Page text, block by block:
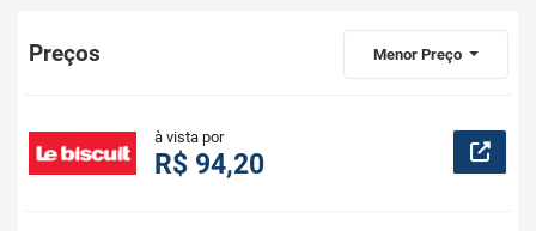
Preços Menor Preço
à vista por
R$ 94,20